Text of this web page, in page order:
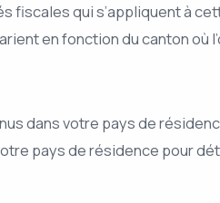
fiscales qui s’appliquent à
en fonction du canton où
dans votre pays de
pays de résidence pour